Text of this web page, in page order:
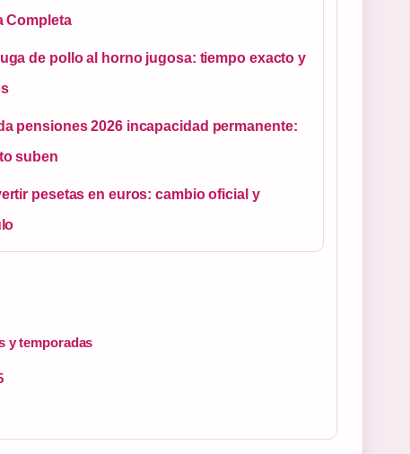
Completa
de pollo al horno jugosa: tiempo exacto y
pensiones 2026 incapacidad permanente:
suben
pesetas en euros: cambio oficial y
y temporadas